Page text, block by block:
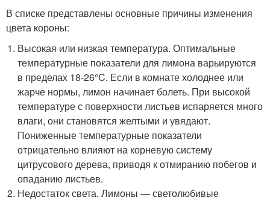
В списке представлены основные причины изменения
цвета короны:
Высокая или низкая температура. Оптимальные
температурные показатели для лимона варьируются
в пределах 18-26°C. Если в комнате холоднее или
жарче нормы, лимон начинает болеть. При высокой
температуре с поверхности листьев испаряется много
влаги, они становятся желтыми и увядают.
Пониженные температурные показатели
отрицательно влияют на корневую систему
цитрусового дерева, приводя к отмиранию побегов и
опаданию листьев.
Недостаток света. Лимоны — светолюбивые